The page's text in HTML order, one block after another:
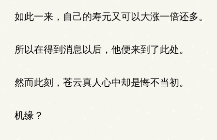
如此一来，自己的寿元又可以大涨一倍还多。
所以在得到消息以后，他便来到了此处。
然而此刻，苍云真人心中却是悔不当初。
机缘？